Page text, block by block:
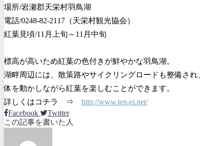
場所/岩瀬郡天栄村羽鳥湖
電話/0248-82-2117（天栄村観光協会）
紅葉見頃/11月上旬～11月中旬
標高が高いため紅葉の色付きが鮮やかな羽鳥湖。
湖畔周辺には、散策路やサイクリングロードも整備され、
体を動かしながら紅葉を楽しむことができます。
詳しくはコチラ ⇒ http://www.ten-ei.net/
Facebook
Twitter
この記事を書いた人